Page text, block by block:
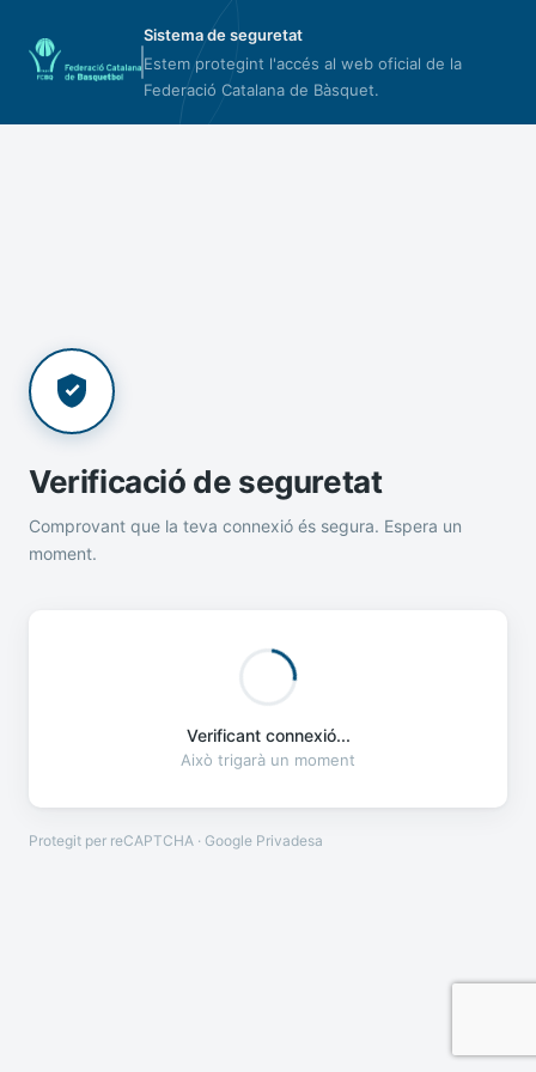
Sistema de seguretat
Estem protegint l'accés al web oficial de la
Federació Catalana de Bàsquet.
Verificació de seguretat
Comprovant que la teva connexió és segura. Espera un
moment.
Verificant connexió...
Això trigarà un moment
Protegit per reCAPTCHA · Google Privadesa